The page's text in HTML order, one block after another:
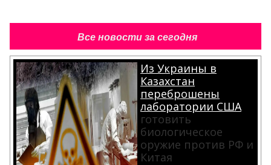
Все новости за сегодня
Из Украины в
Казахстан
переброшены
лаборатории США
готовить
биологическое
оружие против РФ и
Китая